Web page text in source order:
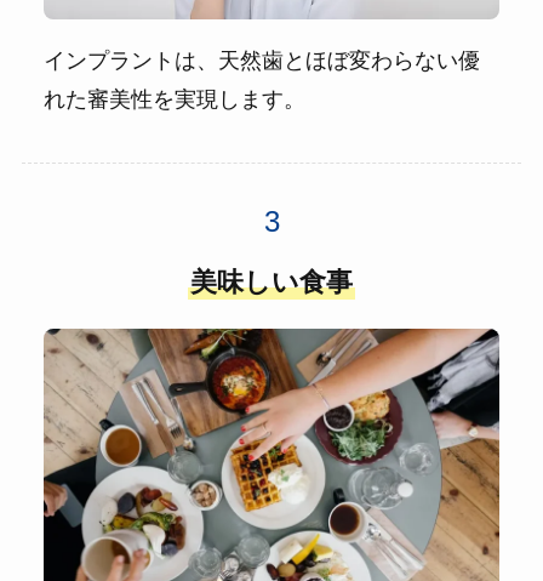
インプラントは、天然歯とほぼ変わらない優
れた審美性を実現します。
美味しい食事